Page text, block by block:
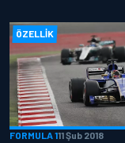
ÖZELLIK
FORMULA 111 Şub 2018